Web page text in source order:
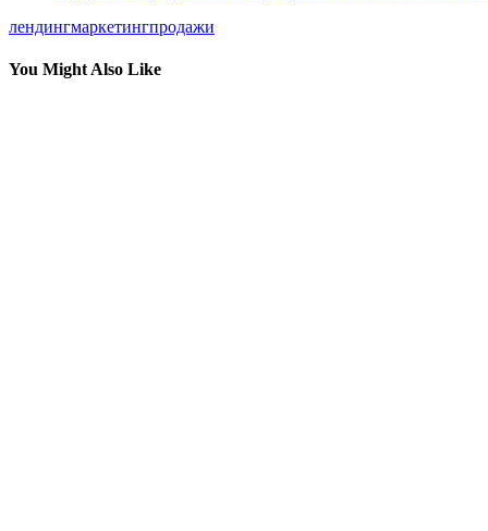
лендингмаркетингпродажи
You Might Also Like